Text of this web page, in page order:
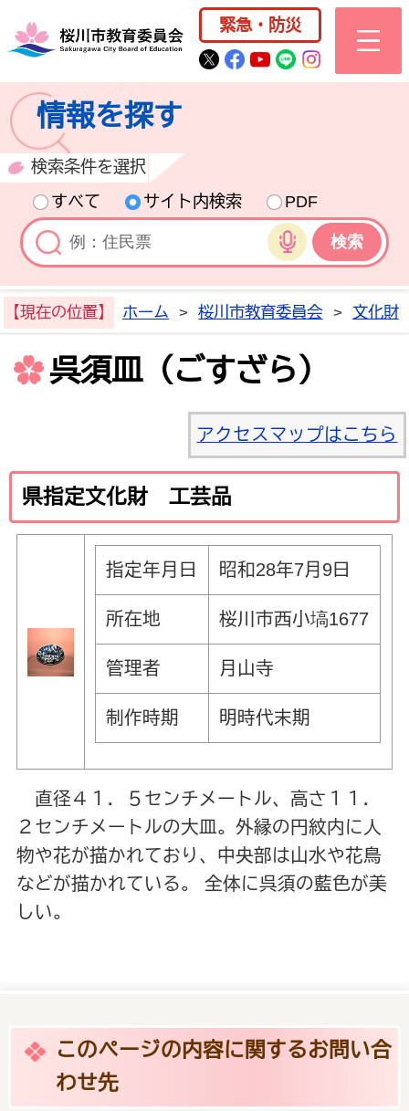
桜川市公式ホー
緊急・防災
桜川市公式Twitter
桜川市公式
桜川市公式
桜川市公式
情報を探す
検索条件を選択
すべて
サイト内検索
PDF
音声検索
【現在の位置】 ホーム > 桜川市教育委員会 > 文化財
呉須皿（ごすざら）
アクセスマップはこちら
県指定文化財 工芸品
指定年月日 昭和28年7月9日
所在地 桜川市西小塙1677
管理者 月山寺
制作時期 明時代末期
直径４１．５センチメートル、高さ１１．
２センチメートルの大皿。外縁の円紋内に人
物や花が描かれており、中央部は山水や花鳥
などが描かれている。 全体に呉須の藍色が美
しい。
このページの内容に関するお問い合
わせ先